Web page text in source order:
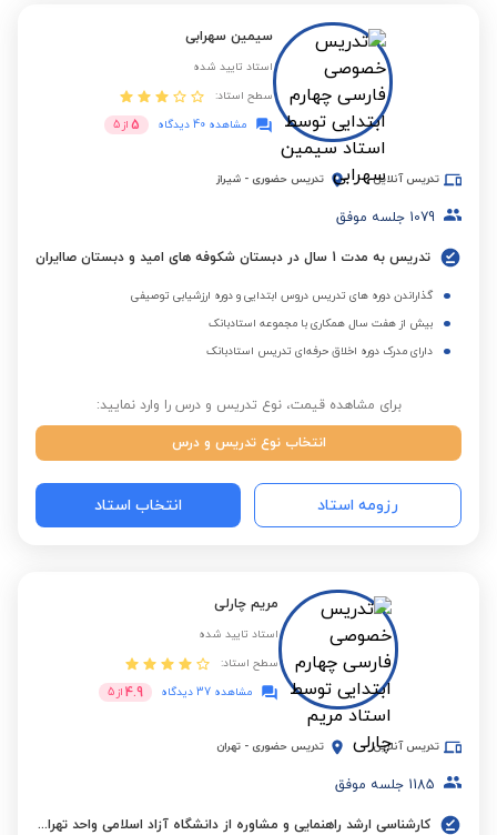
سیمین سهرابی
استاد تایید شده
سطح استاد:
مشاهده 40 دیدگاه
5 از 5
تدریس آنلاین تدریس حضوری - شیراز
1079 جلسه موفق
تدریس به مدت 1 سال در دبستان شکوفه های امید و دبستان صاایران
گذاراندن دوره های تدریس دروس ابتدایی و دوره ارزشیابی توصیفی
بیش از هفت سال همکاری با مجموعه استادبانک
دارای مدرک دوره اخلاق حرفه‌ای تدریس استادبانک
برای مشاهده قیمت، نوع تدریس و درس را وارد نمایید:
انتخاب نوع تدریس و درس
رزومه استاد انتخاب استاد
مریم چارلی
استاد تایید شده
سطح استاد:
مشاهده 37 دیدگاه
4.9 از 5
تدریس آنلاین تدریس حضوری - تهران
1185 جلسه موفق
کارشناسی ارشد راهنمایی و مشاوره از دانشگاه آزاد اسلامی واحد تهران مرکزی